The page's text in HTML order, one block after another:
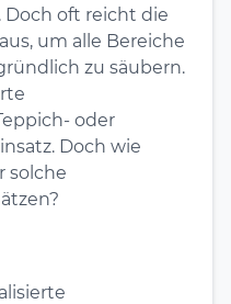
Doch oft reicht die
um alle Bereiche
zu säubern.
oder
Doch wie
solche